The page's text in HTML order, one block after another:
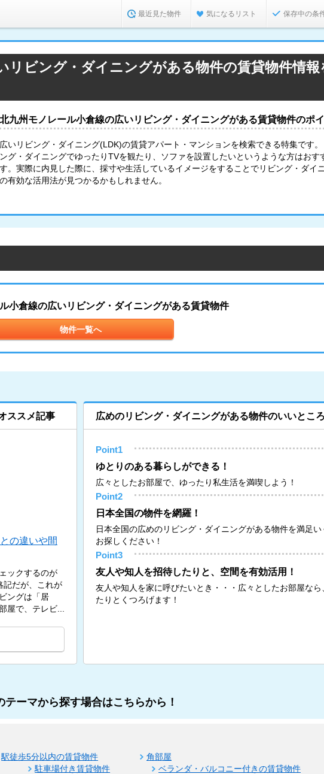
最近見た物件 気になるリスト 保存中の条
リビング・ダイニングがある物件の賃貸物件情報
北九州モノレール小倉線の広いリビング・ダイニングがある賃貸物件のポ
広いリビング・ダイニング(LDK)の賃貸アパート・マンションを検索できる特集です
ング・ダイニングでゆったりTVを観たり、ソファを設置したいというような方はおす
す。実際に内見した際に、採寸や生活しているイメージをすることでリビング・ダイ
の有効な活用法が見つかるかもしれません。
小倉線の広いリビング・ダイニングがある賃貸物件
物件一覧へ
ススメ記事
の違いや間
ックするのが
記だが、これが
ングは「居
屋で、テレビ...
広めのリビング・ダイニングがある物件のいいところ
Point1
ゆとりのある暮らしができる！
広々としたお部屋で、ゆったり私生活を満喫しよう！
Point2
日本全国の物件を網羅！
日本全国の広めのリビング・ダイニングがある物件を満足い
お探しください！
Point3
友人や知人を招待したりと、空間を有効活用！
友人や知人を家に呼びたいとき・・・広々としたお部屋なら
たりとくつろげます！
テーマから探す場合はこちらから！
駅徒歩5分以内の賃貸物件
角部屋
駐車場付き賃貸物件
ベランダ・バルコニー付きの賃貸物件